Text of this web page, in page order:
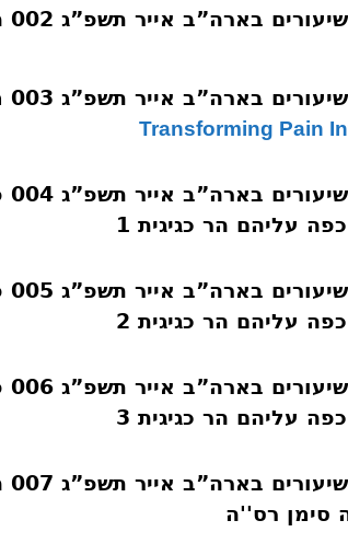
שיעורים בארה”ב אייר תשפ”ג 002 הכרה בהירות
שיעורים בארה”ב אייר תשפ”ג 003 מה זה ניגון
Transforming Pain
עליהם הר כגיגית 1
עליהם הר כגיגית 2
עליהם הר כגיגית 3
סימן רס''ה